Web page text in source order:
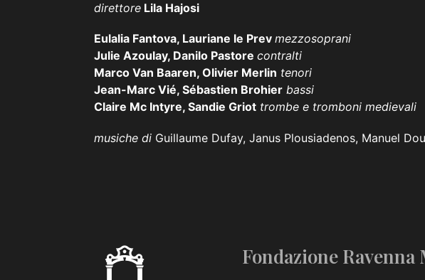
direttore Lila Hajosi
Eulalia Fantova, Lauriane le Prev mezzosoprani
Julie Azoulay, Danilo Pastore contralti
Marco Van Baaren, Olivier Merlin tenori
Jean-Marc Vié, Sébastien Brohier bassi
Claire Mc Intyre, Sandie Griot trombe e tromboni medievali
musiche di Guillaume Dufay, Janus Plousiadenos, Manuel
Fondazione